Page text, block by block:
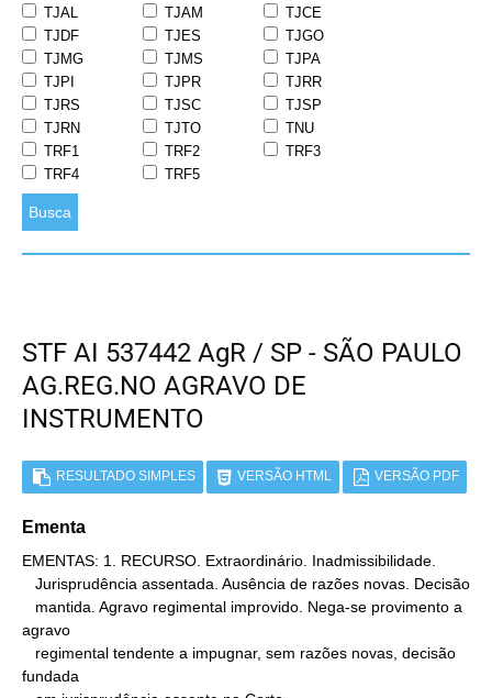
TJAL
TJAM
TJCE
TJDF
TJES
TJGO
TJMG
TJMS
TJPA
TJPI
TJPR
TJRR
TJRS
TJSC
TJSP
TJRN
TJTO
TNU
TRF1
TRF2
TRF3
TRF4
TRF5
Busca
STF AI 537442 AgR / SP - SÃO PAULO
AG.REG.NO AGRAVO DE
INSTRUMENTO
RESULTADO SIMPLES VERSÃO HTML VERSÃO PDF
Ementa
EMENTAS: 1. RECURSO. Extraordinário. Inadmissibilidade.
agravo
fundada